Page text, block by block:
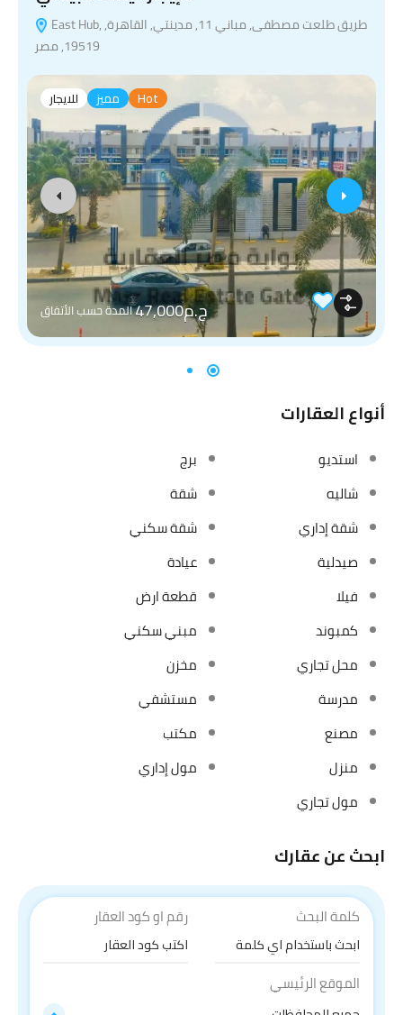
East Hub, طريق طلعت مصطفى, مباني 11, مدينتي, القاهرة,
19519, مصر
للايجار مميز Hot
ج.م47,000 المدة حسب الأتفاق
أنواع العقارات
استديو
برج
شاليه
شقة
شقة إداري
شقة سكني
صيدلية
عيادة
فيلا
قطعة ارض
كمبوند
مبني سكني
محل تجاري
مخزن
مدرسة
مستشفي
مصنع
مكتب
منزل
مول إداري
مول تجاري
ابحث عن عقارك
كلمة البحث رقم او كود العقار
الموقع الرئيسي